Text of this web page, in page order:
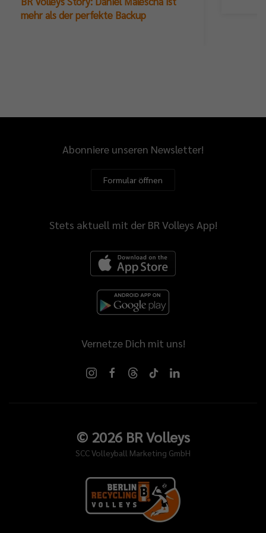
mehr als der perfekte Backup
Abonniere unseren Newsletter!
Formular öffnen
Stets aktuell mit der BR Volleys App!
Vernetze Dich mit uns!
© 2026BR Volleys
SCC Volleyball Marketing GmbH